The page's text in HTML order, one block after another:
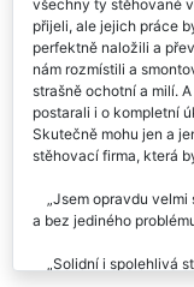
svoji práci odvedli tito
všechny ty stěhované
přijeli, ale jejich práce
perfektně naložili a
nám rozmístili a
strašně ochotní a milí.
postarali i o kompletní
Skutečně mohu jen a
Jsem opravdu velmi